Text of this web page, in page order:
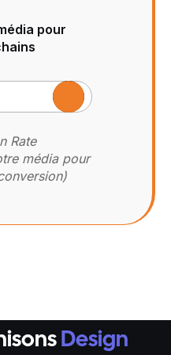
pour
Rate
média pour
Design